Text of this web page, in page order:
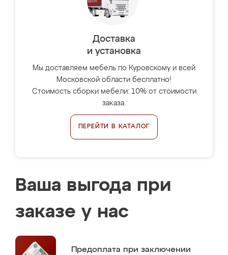
Доставка
и установка
Мы доставляем мебель по Куровскому и всей
Московской области бесплатно!
Стоимость сборки мебели: 10% от стоимости
заказа.
ПЕРЕЙТИ В КАТАЛОГ
Ваша выгода при
заказе у нас
Предоплата при заключении